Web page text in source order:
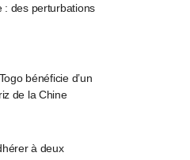
: des perturbations
bénéficie d’un
de la Chine
à deux